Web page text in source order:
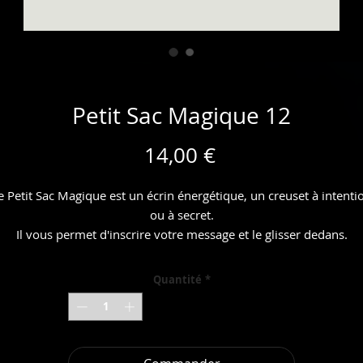
Petit Sac Magique 12
14,00 €Prix
Petit Sac Magique est un écrin énergétique, un creuset à
ou à secret.
Il vous permet d'inscrire votre message et le glisser dedans.
commencer, vous y trouverez un message qui vous est destiné
En effet, à la commande, j'y ajouterai la première intension pour
Quantité *